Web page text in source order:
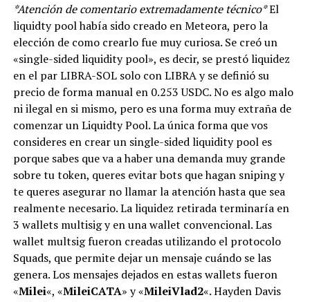
*Atención de comentario extremadamente técnico*El
liquidty pool había sido creado en Meteora, pero la
elección de como crearlo fue muy curiosa. Se creó un
«single-sided liquidity pool», es decir, se prestó liquidez
en el par LIBRA-SOL solo con LIBRA y se definió su
precio de forma manual en 0.253 USDC. No es algo malo
ni ilegal en si mismo, pero es una forma muy extraña de
comenzar un Liquidty Pool. La única forma que vos
consideres en crear un single-sided liquidity pool es
porque sabes que va a haber una demanda muy grande
sobre tu token, queres evitar bots que hagan sniping y
te queres asegurar no llamar la atención hasta que sea
realmente necesario. La liquidez retirada terminaría en
3 wallets multisig y en una wallet convencional. Las
wallet multsig fueron creadas utilizando el protocolo
Squads, que permite dejar un mensaje cuándo se las
genera. Los mensajes dejados en estas wallets fueron
«Milei«, «MileiCATA» y «MileiVlad2«. Hayden Davis